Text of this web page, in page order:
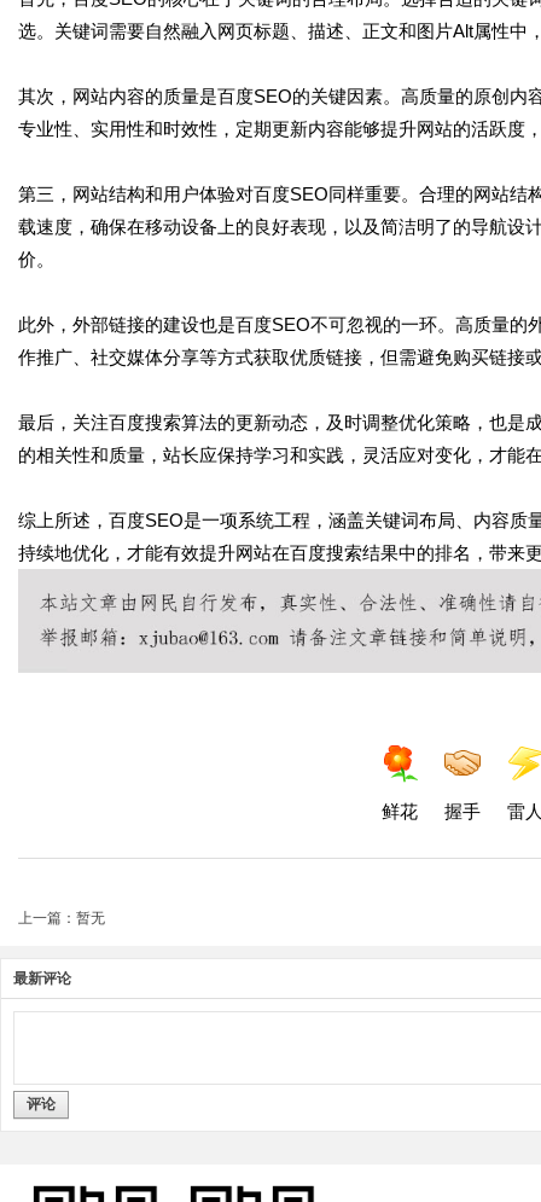
选。关键词需要自然融入网页标题、描述、正文和图片Alt属性
其次，网站内容的质量是百度SEO的关键因素。高质量的原创
专业性、实用性和时效性，定期更新内容能够提升网站的活跃度
第三，网站结构和用户体验对百度SEO同样重要。合理的网站
载速度，确保在移动设备上的良好表现，以及简洁明了的导航设
价。
此外，外部链接的建设也是百度SEO不可忽视的一环。高质量
作推广、社交媒体分享等方式获取优质链接，但需避免购买链接
最后，关注百度搜索算法的更新动态，及时调整优化策略，也是
的相关性和质量，站长应保持学习和实践，灵活应对变化，才能
综上所述，百度SEO是一项系统工程，涵盖关键词布局、内容
持续地优化，才能有效提升网站在百度搜索结果中的排名，带来
鲜花 握手 雷
上一篇：暂无
最新评论
评论